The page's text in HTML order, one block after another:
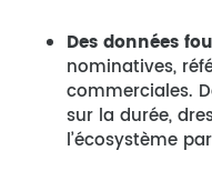
Des données
nominatives,
commerciales.
sur la durée,
l’écosystème